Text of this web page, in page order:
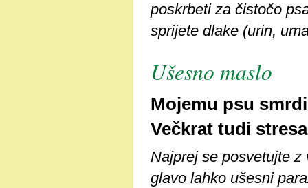
poskrbeti za čistočo
sprijete dlake (urin,
Ušesno maslo
Mojemu psu
Večkrat tudi
Najprej se posvetujte
glavo lahko ušesni